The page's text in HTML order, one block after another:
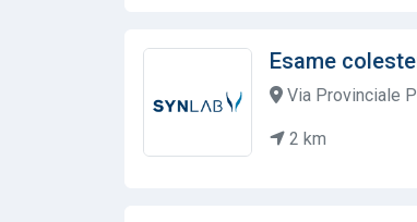
Esame
Via Provinciale
2 km